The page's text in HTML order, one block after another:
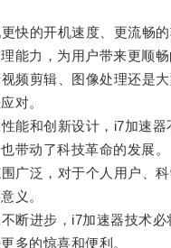
的开机速度、更流畅的
能力，为用户带来更顺畅
剪辑、图像处理还是大
对。
和创新设计，i7加速器
带动了科技革命的发展。
泛，对于个人用户、科
义。
进步，i7加速器技术必
多的惊喜和便利。